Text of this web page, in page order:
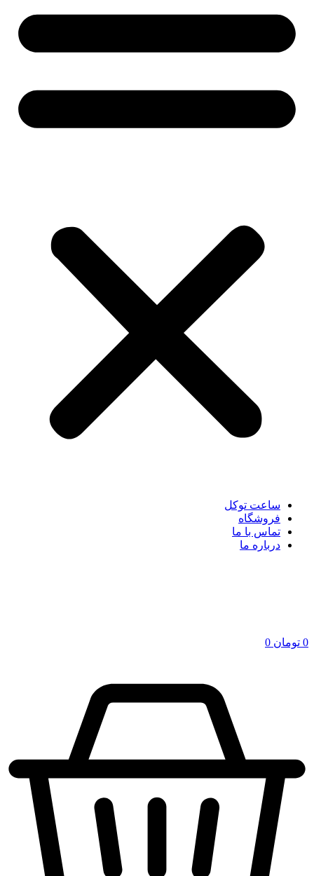
ساعت توکل
فروشگاه
تماس با ما
درباره ما
0 تومان 0